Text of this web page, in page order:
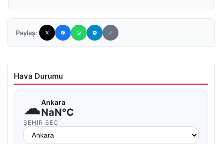
Paylaş:
Hava Durumu
☁Ankara
NaN°C
ŞEHIR SEÇ